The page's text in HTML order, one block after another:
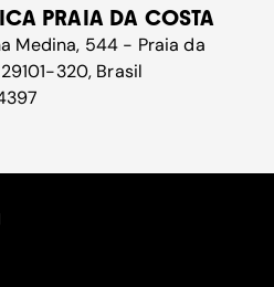
PRAIA DA COSTA
Medina, 544 - Praia da
320, Brasil